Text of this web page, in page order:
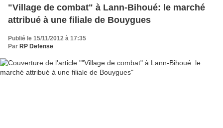
"Village de combat" à Lann-Bihoué: le marché
attribué à une filiale de Bouygues
Publié le 15/11/2012 à 17:35
Par RP Defense